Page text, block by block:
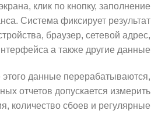
клик по кнопку, заполнение
Система фиксирует результат
браузер, сетевой адрес,
а также другие данные.
данные перерабатываются,
отчетов допускается измерить
количество сбоев и регулярные